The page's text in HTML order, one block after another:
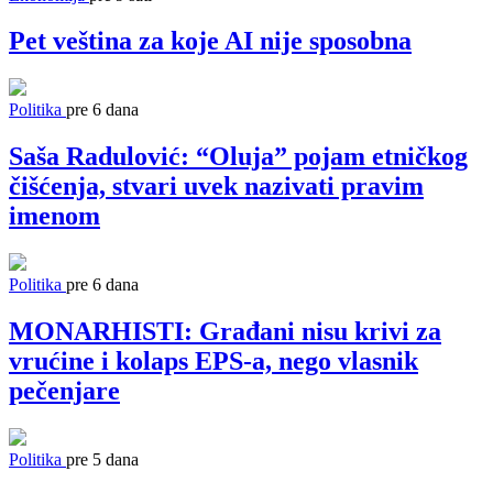
Pet veština za koje AI nije sposobna
Politika pre 6 dana
Saša Radulović: “Oluja” pojam etničkog
čišćenja, stvari uvek nazivati pravim
imenom
Politika pre 6 dana
MONARHISTI: Građani nisu krivi za
vrućine i kolaps EPS-a, nego vlasnik
pečenjare
Politika pre 5 dana